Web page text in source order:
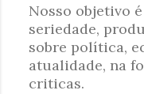
o
s
t
a
r
Nosso objetivo
seriedade,
sobre política,
atualidade, na
criticas.